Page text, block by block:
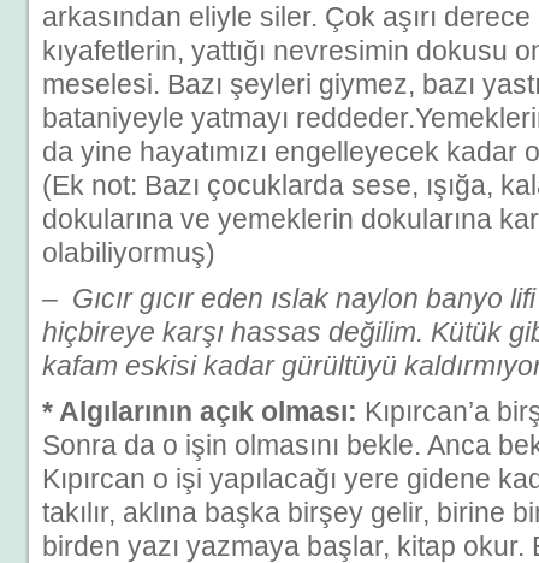
arkasından eliyle siler. Çok aşırı
kıyafetlerin, yattığı nevresimin dokusu
meselesi. Bazı şeyleri giymez, bazı
bataniyeyle yatmayı
da yine hayatımızı engelleyecek kadar
(Ek not: Bazı çocuklarda sese, ışığa,
dokularına ve yemeklerin dokularına
olabiliyormuş)
– Gıcır gıcır eden ıslak naylon banyo
hiçbireye karşı hassas değilim. Kütük
kafam eskisi kadar gürültüyü
* Algılarının açık olması: Kıpırcan’a
Sonra da o işin olmasını bekle. Anca
Kıpırcan o işi yapılacağı yere gidene
takılır, aklına başka birşey gelir, birine
birden yazı yazmaya başlar, kitap